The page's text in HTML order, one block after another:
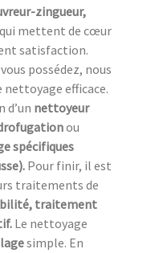
zingueur,
mettent de cœur
satisfaction.
possédez, nous
efficace.
d’un nettoyeur
ou
spécifiques
Pour finir, il est
traitements de
traitement
Le nettoyage
simple. En